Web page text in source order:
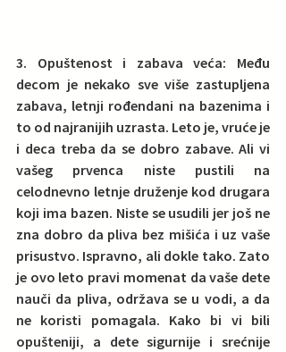
3. Opuštenost i zabava veća: Među
decom je nekako sve više zastupljena
zabava, letnji rođendani na bazenima i
to od najranijih uzrasta. Leto je, vruće je
i deca treba da se dobro zabave. Ali vi
vašeg prvenca niste pustili na
celodnevno letnje druženje kod drugara
koji ima bazen. Niste se usudili jer još ne
zna dobro da pliva bez mišića i uz vaše
prisustvo. Ispravno, ali dokle tako. Zato
je ovo leto pravi momenat da vaše dete
nauči da pliva, održava se u vodi, a da
ne koristi pomagala. Kako bi vi bili
opušteniji, a dete sigurnije i srećnije